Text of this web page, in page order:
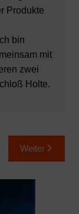
Produkte
bin
mit
zwei
Holte.
Weiter